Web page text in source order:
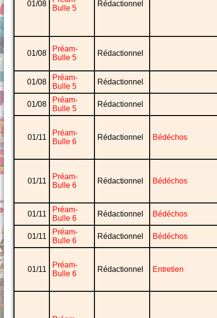
01/08
Bulle 5
Rédactionnel
01/08
Préam-
Bulle 5
Rédactionnel
01/08
Préam-
Bulle 5
Rédactionnel
01/08
Préam-
Bulle 5
Rédactionnel
01/11
Préam-
Bulle 6
Rédactionnel Bédéchos
01/11
Préam-
Bulle 6
Rédactionnel Bédéchos
01/11
Préam-
Bulle 6
Rédactionnel Bédéchos
01/11
Préam-
Bulle 6
Rédactionnel Bédéchos
01/11
Préam-
Bulle 6
Rédactionnel Entretien